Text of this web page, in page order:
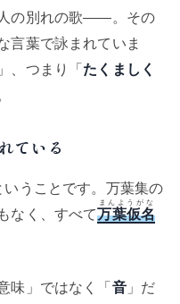
の別れの歌——。その
言葉で詠まれていま
、つまり「 たくましく
ている
うことです。万葉集の
なく、すべて万葉仮名
まんようがな
味」ではなく「 音」だ